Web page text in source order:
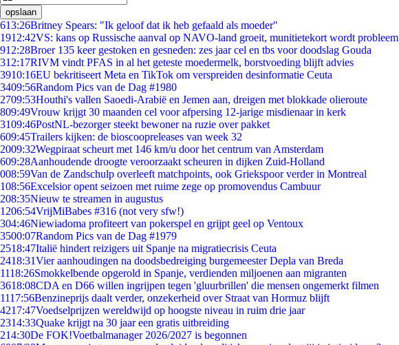
opslaan
613:26Britney Spears: "Ik geloof dat ik heb gefaald als moeder"
1912:42VS: kans op Russische aanval op NAVO-land groeit, munitietekort wordt probleem
912:28Broer 135 keer gestoken en gesneden: zes jaar cel en tbs voor doodslag Gouda
312:17RIVM vindt PFAS in al het geteste moedermelk, borstvoeding blijft advies
3910:16EU bekritiseert Meta en TikTok om verspreiden desinformatie Ceuta
3409:56Random Pics van de Dag #1980
2709:53Houthi's vallen Saoedi-Arabië en Jemen aan, dreigen met blokkade olieroute
809:49Vrouw krijgt 30 maanden cel voor afpersing 12-jarige misdienaar in kerk
3109:46PostNL-bezorger steekt bewoner na ruzie over pakket
609:45Trailers kijken: de bioscoopreleases van week 32
2009:32Wegpiraat scheurt met 146 km/u door het centrum van Amsterdam
609:28Aanhoudende droogte veroorzaakt scheuren in dijken Zuid-Holland
008:59Van de Zandschulp overleeft matchpoints, ook Griekspoor verder in Montreal
108:56Excelsior opent seizoen met ruime zege op promovendus Cambuur
208:35Nieuw te streamen in augustus
1206:54VrijMiBabes #316 (not very sfw!)
304:46Niewiadoma profiteert van pokerspel en grijpt geel op Ventoux
3500:07Random Pics van de Dag #1979
2518:47Italië hindert reizigers uit Spanje na migratiecrisis Ceuta
2418:31Vier aanhoudingen na doodsbedreiging burgemeester Depla van Breda
1118:26Smokkelbende opgerold in Spanje, verdienden miljoenen aan migranten
3618:08CDA en D66 willen ingrijpen tegen 'gluurbrillen' die mensen ongemerkt filmen
1117:56Benzineprijs daalt verder, onzekerheid over Straat van Hormuz blijft
4217:47Voedselprijzen wereldwijd op hoogste niveau in ruim drie jaar
2314:33Quake krijgt na 30 jaar een gratis uitbreiding
214:30De FOK!Voetbalmanager 2026/2027 is begonnen